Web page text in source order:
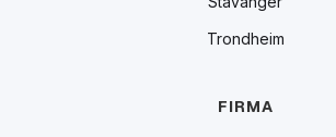
Trondheim
FIRMA